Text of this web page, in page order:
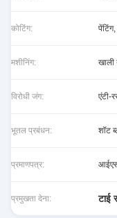
कोटिंग: पेंटिंग,
मशीनिंग: खाली
विरोधी जंग: एंटी-
भूतल प्रबंधन: शॉट
प्रमाणपत्र:
प्रमुखता देना: टाई